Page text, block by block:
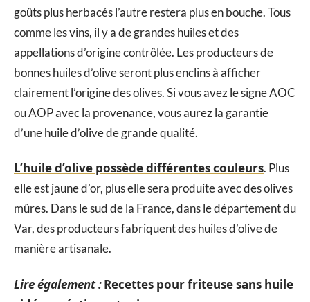
goûts plus herbacés l’autre restera plus en bouche. Tous
comme les vins, il y a de grandes huiles et des
appellations d’origine contrôlée. Les producteurs de
bonnes huiles d’olive seront plus enclins à afficher
clairement l’origine des olives. Si vous avez le signe AOC
ou AOP avec la provenance, vous aurez la garantie
d’une huile d’olive de grande qualité.
L’huile d’olive possède différentes couleurs. Plus
elle est jaune d’or, plus elle sera produite avec des olives
mûres. Dans le sud de la France, dans le département du
Var, des producteurs fabriquent des huiles d’olive de
manière artisanale.
Lire également :Recettes pour friteuse sans huile